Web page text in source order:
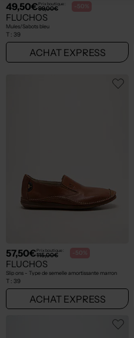
49,50€Prix boutique :
99,00€ -50%
FLUCHOS
Mules/Sabots bleu
T : 39
ACHAT EXPRESS
57,50€Prix boutique :
115,00€ -50%
FLUCHOS
Slip ons - Type de semelle amortissante marron
T : 39
ACHAT EXPRESS